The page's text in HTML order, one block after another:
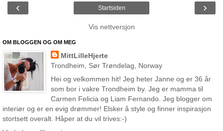
‹ ›
Startsiden
Vis nettversjon
OM BLOGGEN OG OM MEG
MittLilleHjerte
Trondheim, Sør Trøndelag, Norway
Hei og velkommen hit! Jeg heter Janne og er 36 år
som bor i vakre Trondheim by. Jeg er mamma til
Carmen Felicia og Liam Fernando. Jeg blogger om
interiør og er en evig drømmer! Elsker å style og finner inspirasjon
stortsett overalt. Håper at du vil trives:-)